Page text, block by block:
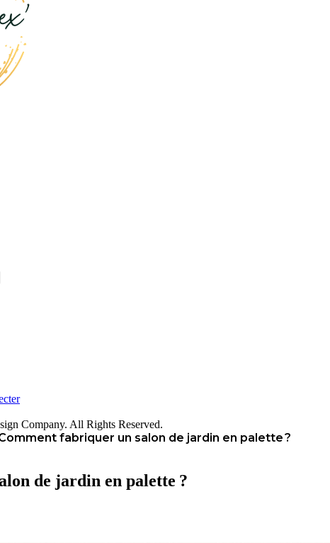
Company. All Rights Reserved.
fabriquer un salon de jardin en palette ?
de jardin en palette ?